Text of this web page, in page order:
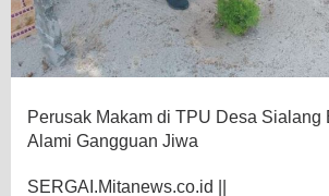
Perusak Makam di TPU Desa Sialang
Alami Gangguan Jiwa
SERGAI.Mitanews.co.id ||